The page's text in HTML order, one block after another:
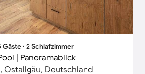
Gäste ∙ 2 Schlafzimmer
| Panoramablick
Ostallgäu, Deutschland